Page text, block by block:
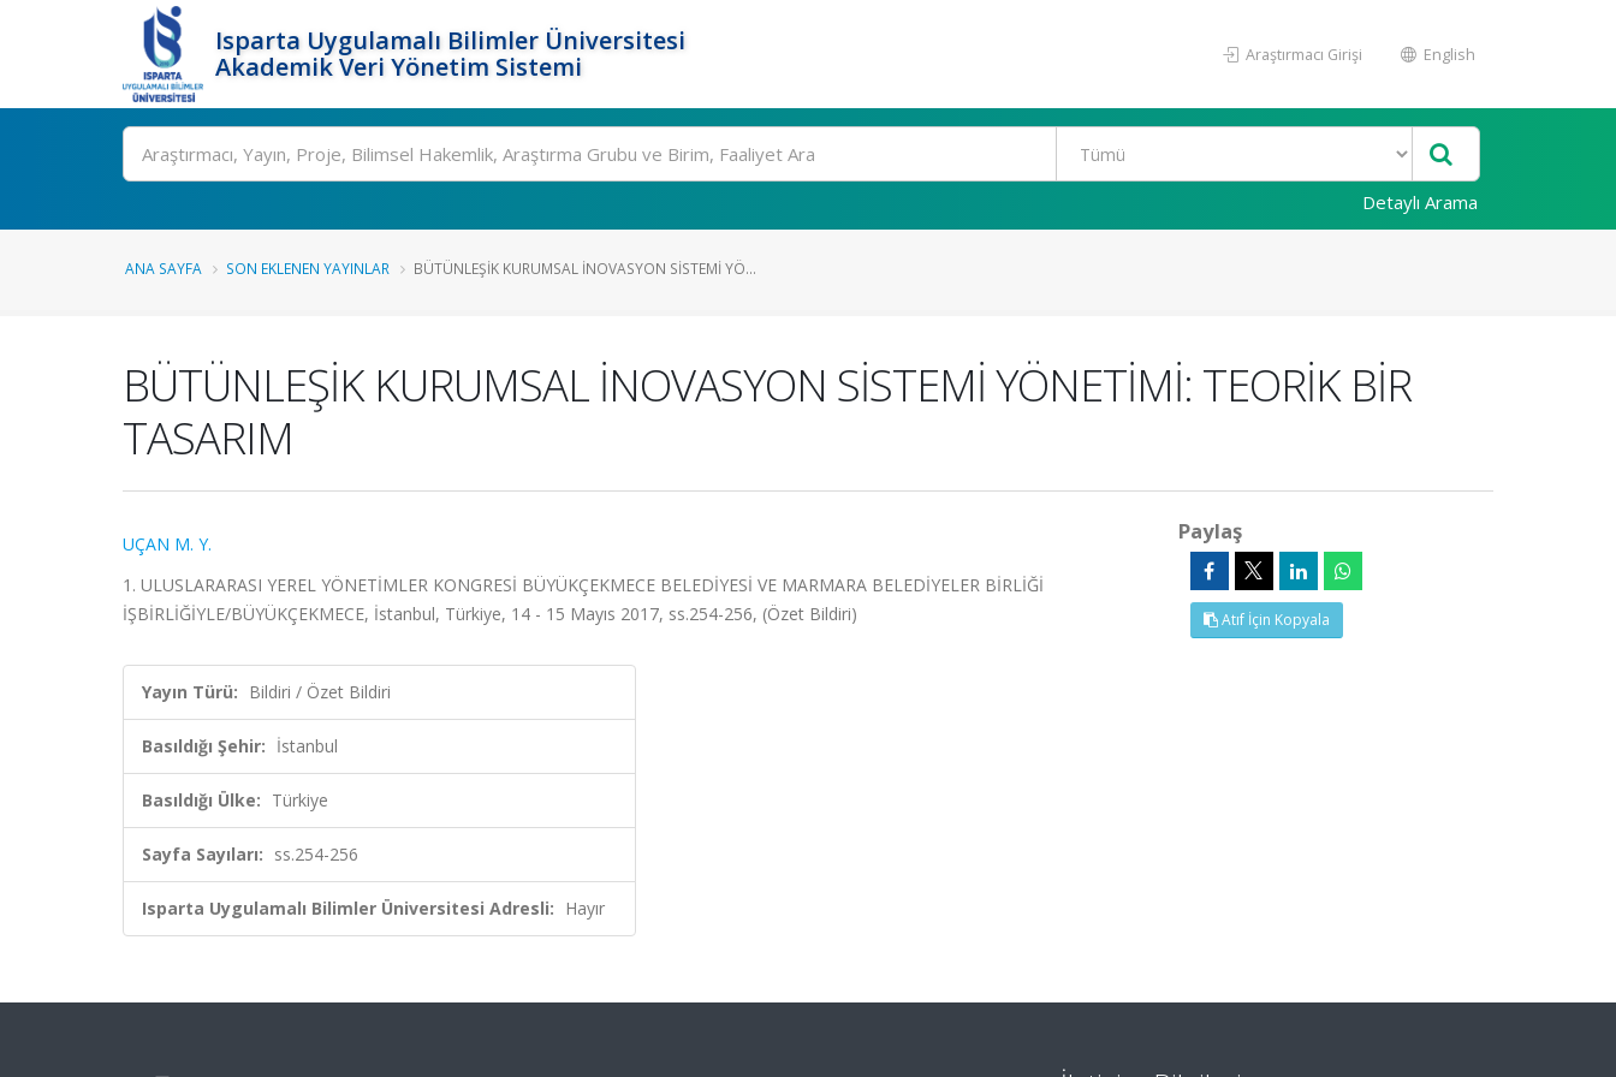
Isparta Uygulamalı Bilimler Üniversitesi
Akademik Veri Yönetim Sistemi
Araştırmacı Girişi English
Ara
Detaylı Arama
ANA SAYFA SON EKLENEN YAYINLAR BÜTÜNLEŞİK KURUMSAL İNOVASYON SİSTEMİ YÖ...
BÜTÜNLEŞİK KURUMSAL İNOVASYON SİSTEMİ YÖNETİMİ: TEORİK BİR
TASARIM
UÇAN M. Y.
1. ULUSLARARASI YEREL YÖNETİMLER KONGRESİ BÜYÜKÇEKMECE BELEDİYESİ VE MARMARA BELEDİYELER BİRLİĞİ
İŞBİRLİĞİYLE/BÜYÜKÇEKMECE, İstanbul, Türkiye, 14 - 15 Mayıs 2017, ss.254-256, (Özet Bildiri)
Yayın Türü: Bildiri / Özet Bildiri
Basıldığı Şehir: İstanbul
Basıldığı Ülke: Türkiye
Sayfa Sayıları: ss.254-256
Isparta Uygulamalı Bilimler Üniversitesi Adresli: Hayır
Paylaş
Atıf İçin Kopyala